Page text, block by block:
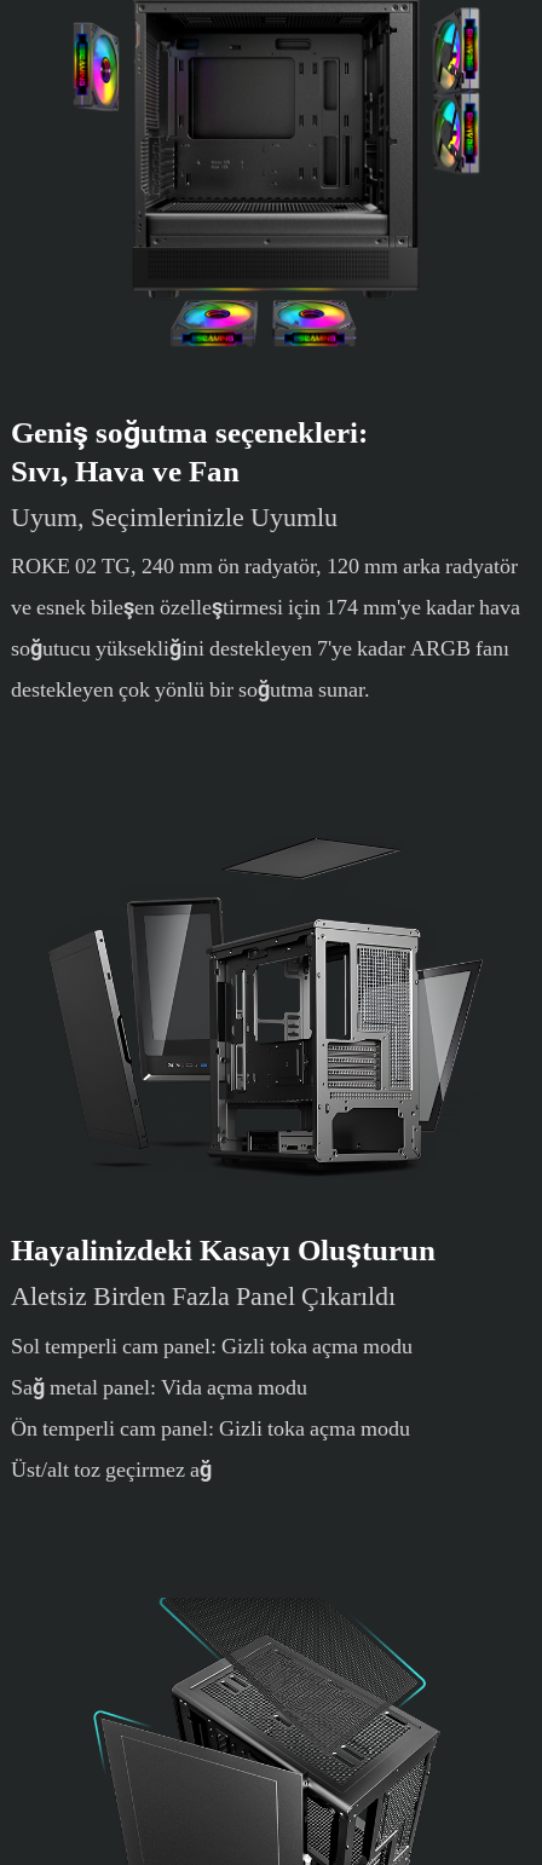
Geniş soğutma seçenekleri:
Sıvı, Hava ve Fan
Uyum, Seçimlerinizle Uyumlu
ROKE 02 TG, 240 mm ön radyatör, 120 mm arka radyatör
ve esnek bileşen özelleştirmesi için 174 mm'ye kadar hava
soğutucu yüksekliğini destekleyen 7'ye kadar ARGB fanı
destekleyen çok yönlü bir soğutma sunar.
Hayalinizdeki Kasayı Oluşturun
Aletsiz Birden Fazla Panel Çıkarıldı
Sol temperli cam panel: Gizli toka açma modu
Sağ metal panel: Vida açma modu
Ön temperli cam panel: Gizli toka açma modu
Üst/alt toz geçirmez ağ